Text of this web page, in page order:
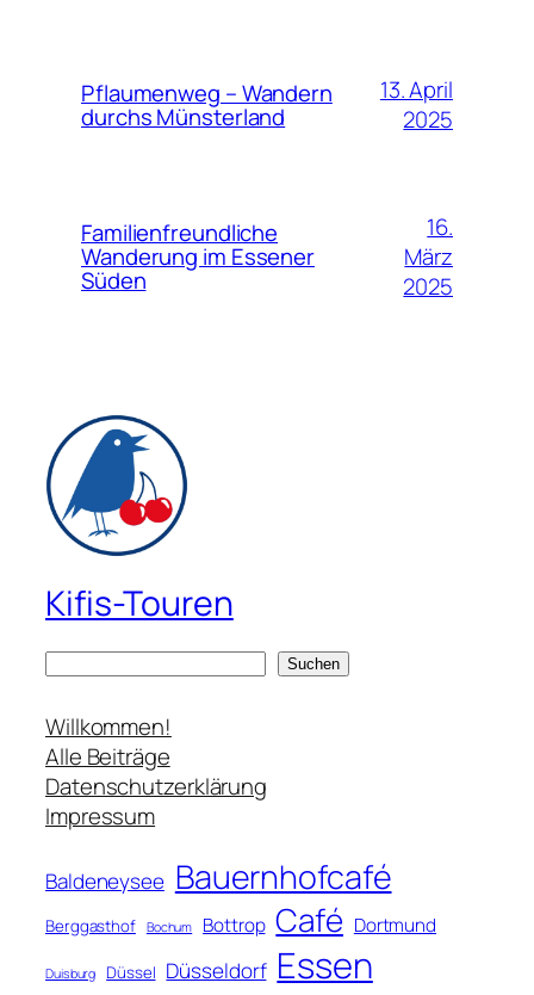
Pflaumenweg – Wandern
durchs Münsterland
13. April
2025
Familienfreundliche
Wanderung im Essener
Süden
16.
März
2025
Kifis-Touren
c
h
e
n
Suchen
Willkommen!
Alle Beiträge
Datenschutzerklärung
Impressum
Baldeneysee Bauernhofcafé
Berggasthof Bochum Bottrop Café Dortmund
Duisburg Düssel Düsseldorf Essen